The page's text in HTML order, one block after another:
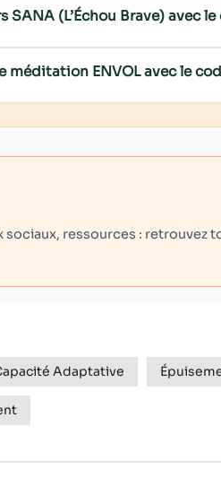
(L’Échou Brave) avec le
ENVOL avec le
ressources : retrouvez
Adaptative